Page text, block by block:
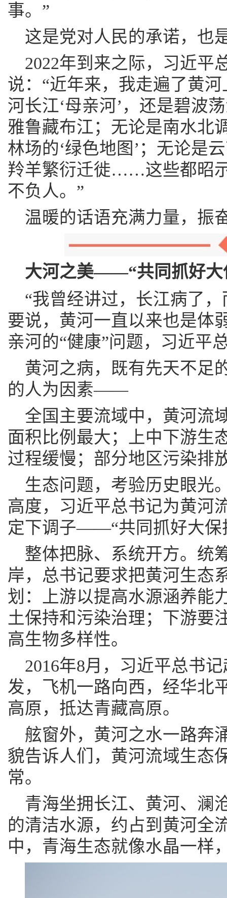
事。”
这是党对人民的承诺，也
2022年到来之际，习近平
说：“近年来，我走遍了黄
河长江‘母亲河’，还是碧波
雅鲁藏布江；无论是南水北
林场的‘绿色地图’；无论是
羚羊繁衍迁徙……这些都昭
不负人。”
温暖的话语充满力量，振
大河之美——“共同抓好大
“我曾经讲过，长江病了
要说，黄河一直以来也是体
亲河的“健康”问题，习近平
黄河之病，既有先天不足
的人为因素——
全国主要流域中，黄河流
面积比例最大；上中下游生
过程缓慢；部分地区污染排
生态问题，考验历史眼光
高度，习近平总书记为黄河
定下调子——“共同抓好大保
整体把脉、系统开方。统
岸，总书记要求把黄河生态
划：上游以提高水源涵养能
土保持和污染治理；下游要
高生物多样性。
2016年8月，习近平总书
发，飞机一路向西，经华北
高原，抵达青藏高原。
舷窗外，黄河之水一路奔
貌告诉人们，黄河流域生态
常。
青海坐拥长江、黄河、澜
的清洁水源，约占到黄河全
中，青海生态就像水晶一样